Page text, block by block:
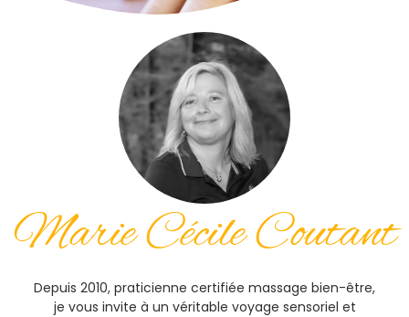
Marie Cécile Coutant
Depuis 2010, praticienne certifiée massage bien-être,
je vous invite à un véritable voyage sensoriel et